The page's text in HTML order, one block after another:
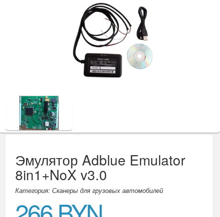
Эмулятор Adblue Emulator
8in1+NoX v3.0
Категория: Сканеры для грузовых автомобилей